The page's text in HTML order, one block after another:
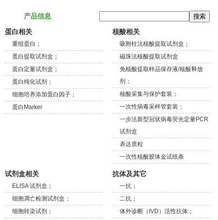
产品信息
蛋白相关
重组蛋白；
蛋白提取试剂盒；
蛋白定量试剂盒；
蛋白纯化试剂；
细胞培养添加蛋白因子；
蛋白Marker
核酸相关
吸附柱法核酸提取试剂盒；
磁珠法核酸提取试剂盒
免核酸提取样品保存液/核酸释放
剂；
核酸采集与保护套装；
一次性病毒采样管套装；
一步法新型冠状病毒荧光定量PCR
试剂盒
表达质粒
一次性核酸胶体金试纸条
试剂盒相关
ELISA 试剂盒；
细胞凋亡检测试剂盒；
细胞转染试剂；
抗体及其它
一抗；
二抗；
体外诊断（IVD）活性抗体；